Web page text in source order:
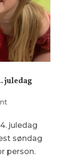
juledag
juledag
søndag
person.